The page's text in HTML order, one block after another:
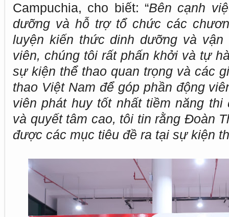
Campuchia, cho biết: “Bên cạnh
dưỡng và hỗ trợ tổ chức các
luyện kiến thức dinh dưỡng và
viên, chúng tôi rất phấn khởi và tự
sự kiện thể thao quan trọng và các
thao Việt Nam để góp phần động
viên phát huy tốt nhất tiềm năng
và quyết tâm cao, tôi tin rằng Đoàn
được các mục tiêu đề ra tại sự kiện